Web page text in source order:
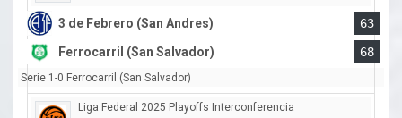
3 de Febrero (San Andres)
63
Ferrocarril (San Salvador)
68
Serie 1-0 Ferrocarril (San Salvador)
Liga Federal 2025 Playoffs Interconferencia